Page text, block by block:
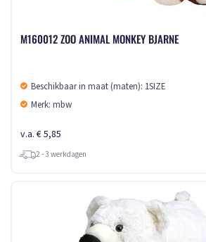
M160012 ZOO ANIMAL MONKEY BJARNE
Beschikbaar in maat (maten): 1SIZE
Merk: mbw
v.a. € 5,85
2 - 3 werkdagen